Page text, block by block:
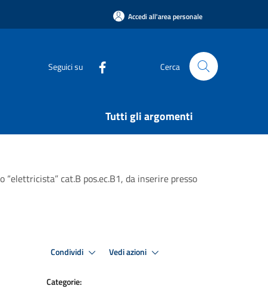
Accedi all'area personale
Seguici su Cerca
Tutti gli argomenti
cat.B pos.ec.B1, da inserire presso
Condividi Vedi azioni
Categorie: